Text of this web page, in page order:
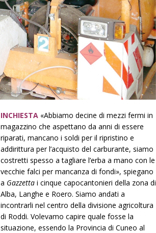
INCHIESTA «Abbiamo decine di mezzi fermi in
magazzino che aspettano da anni di essere
riparati, mancano i soldi per il ripristino e
addirittura per l’acquisto del carburante, siamo
costretti spesso a tagliare l’erba a mano con le
vecchie falci per mancanza di fondi», spiegano
a Gazzetta i cinque capocantonieri della zona di
Alba, Langhe e Roero. Siamo andati a
incontrarli nel centro della divisione agricoltura
di Roddi. Volevamo capire quale fosse la
situazione, essendo la Provincia di Cuneo al